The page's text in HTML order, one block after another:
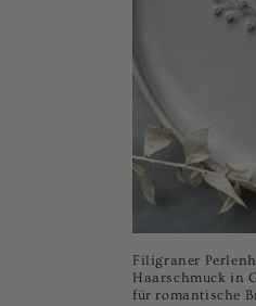
Filigraner
Haarschmuck in
für romantische